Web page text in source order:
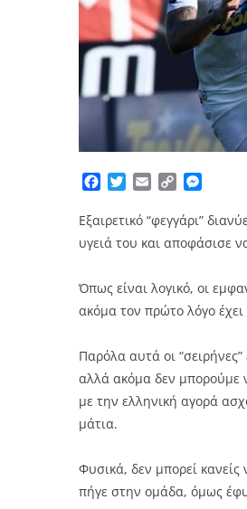
Facebook
TwitterEmailCopy
Εξαιρετικό “φεγγάρι”
υγειά του και αποφάσισε
Όπως είναι λογικό, οι
ακόμα τον πρώτο λόγο
Παρόλα αυτά οι
αλλά ακόμα δεν μπορούμε
με την ελληνική αγορά
μάτια.
Φυσικά, δεν μπορεί κανείς
πήγε στην ομάδα, όμως